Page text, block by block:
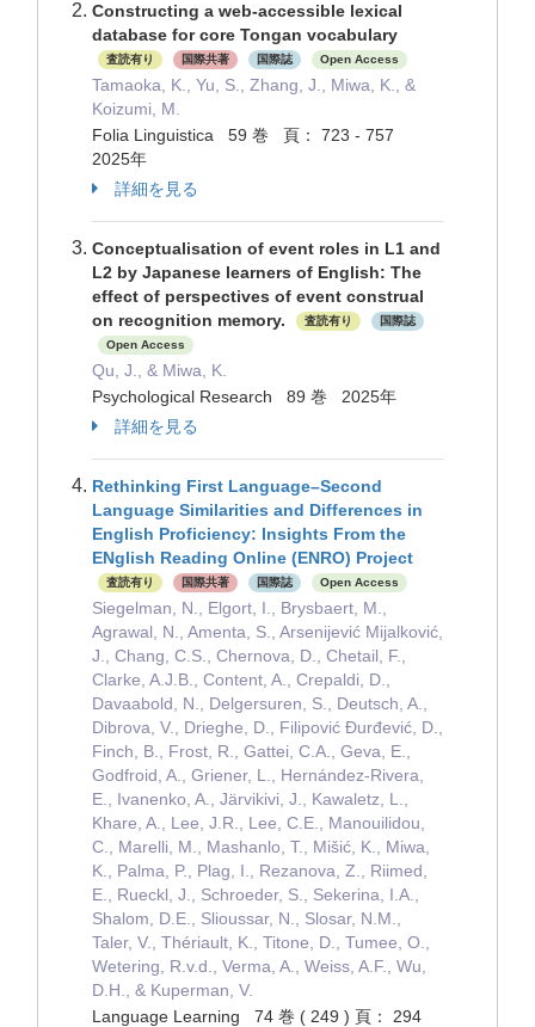
Constructing a web-accessible lexical
database for core Tongan vocabulary
査読有り 国際共著 国際誌 Open Access
Tamaoka, K., Yu, S., Zhang, J., Miwa, K., &
Koizumi, M.
Folia Linguistica 59 巻 頁： 723 - 757
2025年
詳細を見る
Conceptualisation of event roles in L1 and
L2 by Japanese learners of English: The
effect of perspectives of event construal
on recognition memory.
査読有り
国際誌
Open Access
Qu, J., & Miwa, K.
Psychological Research 89 巻 2025年
詳細を見る
Rethinking First Language–Second
Language Similarities and Differences in
English Proficiency: Insights From the
ENglish Reading Online (ENRO) Project
査読有り 国際共著 国際誌 Open Access
Siegelman, N., Elgort, I., Brysbaert, M.,
Agrawal, N., Amenta, S., Arsenijević Mijalković,
J., Chang, C.S., Chernova, D., Chetail, F.,
Clarke, A.J.B., Content, A., Crepaldi, D.,
Davaabold, N., Delgersuren, S., Deutsch, A.,
Dibrova, V., Drieghe, D., Filipović Đurđević, D.,
Finch, B., Frost, R., Gattei, C.A., Geva, E.,
Godfroid, A., Griener, L., Hernández-Rivera,
E., Ivanenko, A., Järvikivi, J., Kawaletz, L.,
Khare, A., Lee, J.R., Lee, C.E., Manouilidou,
C., Marelli, M., Mashanlo, T., Mišić, K., Miwa,
K., Palma, P., Plag, I., Rezanova, Z., Riimed,
E., Rueckl, J., Schroeder, S., Sekerina, I.A.,
Shalom, D.E., Slioussar, N., Slosar, N.M.,
Taler, V., Thériault, K., Titone, D., Tumee, O.,
Wetering, R.v.d., Verma, A., Weiss, A.F., Wu,
D.H., & Kuperman, V.
Language Learning 74 巻 ( 249 ) 頁： 294